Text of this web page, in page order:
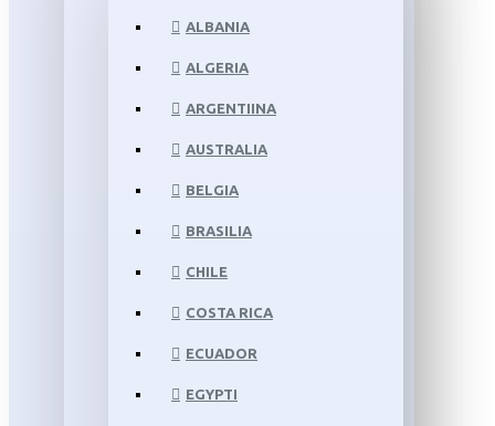
ALBANIA
ALGERIA
ARGENTIINA
AUSTRALIA
BELGIA
BRASILIA
CHILE
COSTA RICA
ECUADOR
EGYPTI